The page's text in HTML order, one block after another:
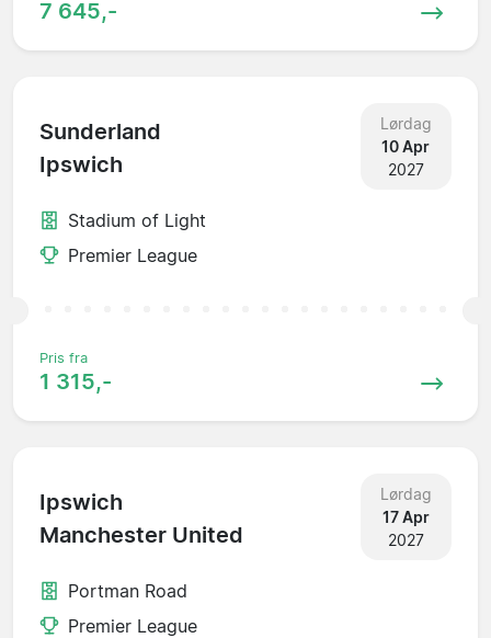
7 645,-
Sunderland
Ipswich
Lørdag
10 Apr
2027
Stadium of Light
Premier League
Pris fra
1 315,-
Ipswich
Manchester United
Lørdag
17 Apr
2027
Portman Road
Premier League